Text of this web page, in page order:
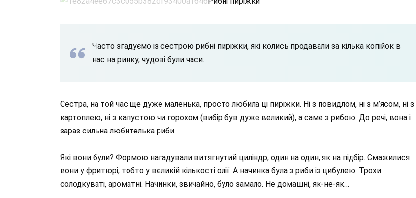
Часто згадуємо із сестрою рибні пиріжки, які колись продавали за кілька копійок в
нас на ринку, чудові були часи.
Сестра, на той час ще дуже маленька, просто любила ці пиріжки. Ні з повидлом, ні з м’ясом, ні з
картоплею, ні з капустою чи горохом (вибір був дуже великий), а саме з рибою. До речі, вона і
зараз сильна любителька риби.
Які вони були? Формою нагадували витягнутий циліндр, один на один, як на підбір. Смажилися
вони у фритюрі, тобто у великій кількості олії. А начинка була з риби із цибулею. Трохи
солодкуваті, ароматні. Начинки, звичайно, було замало. Не домашні, як-не-як…